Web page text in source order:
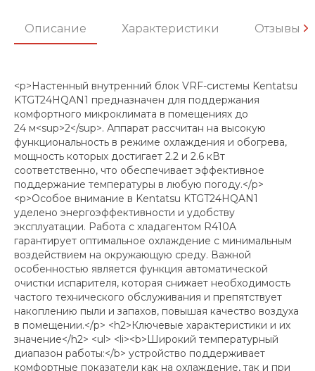
Описание Характеристики Отзывы
<p>Настенный внутренний блок VRF-системы Kentatsu
KTGT24HQAN1 предназначен для поддержания
комфортного микроклимата в помещениях до
24 м<sup>2</sup>. Аппарат рассчитан на высокую
функциональность в режиме охлаждения и обогрева,
мощность которых достигает 2.2 и 2.6 кВт
соответственно, что обеспечивает эффективное
поддержание температуры в любую погоду.</p>
<p>Особое внимание в Kentatsu KTGT24HQAN1
уделено энергоэффективности и удобству
эксплуатации. Работа с хладагентом R410A
гарантирует оптимальное охлаждение с минимальным
воздействием на окружающую среду. Важной
особенностью является функция автоматической
очистки испарителя, которая снижает необходимость
частого технического обслуживания и препятствует
накоплению пыли и запахов, повышая качество воздуха
в помещении.</p> <h2>Ключевые характеристики и их
значение</h2> <ul> <li><b>Широкий температурный
диапазон работы:</b> устройство поддерживает
комфортные показатели как на охлаждение, так и при